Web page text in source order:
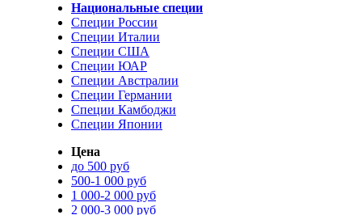
Национальные специи
Специи России
Специи Италии
Специи США
Специи ЮАР
Специи Австралии
Специи Германии
Специи Камбоджи
Специи Японии
Цена
до 500 руб
500-1 000 руб
1 000-2 000 руб
2 000-3 000 руб